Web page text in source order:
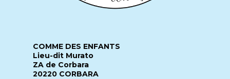
COMME DES ENFANTS
Lieu-dit Murato
ZA de Corbara
20220 CORBARA